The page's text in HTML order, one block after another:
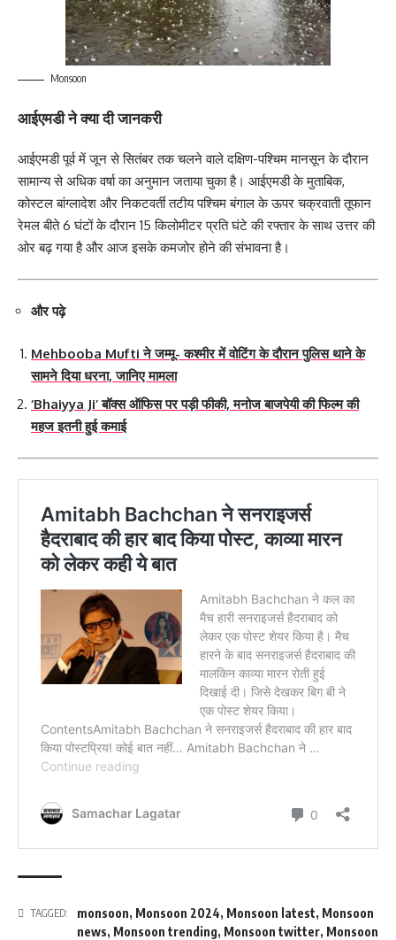
Monsoon
आईएमडी ने क्या दी जानकरी
आईएमडी पूर्व में जून से सितंबर तक चलने वाले दक्षिण-पश्चिम मानसून के दौरान
सामान्य से अधिक वर्षा का अनुमान जताया चुका है। आईएमडी के मुताबि‍क,
कोस्‍टल बांग्लादेश और निकटवर्ती तटीय पश्चिम बंगाल के ऊपर चक्रवाती तूफान
रेमल बीते 6 घंटों के दौरान 15 किलोमीटर प्रति घंटे की रफ्तार के साथ उत्तर की
ओर बढ़ गया है और आज इसके कमजोर होने की संभावना है।
और पढ़े
Mehbooba Mufti ने जम्मू- कश्मीर में वोटिंग के दौरान पुलिस थाने के
सामने दिया धरना, जानिए मामला
‘Bhaiyya Ji’ बॉक्स ऑफिस पर पड़ी फीकी, मनोज बाजपेयी की फिल्म की
महज इतनी हुई कमाई
TAGGED: monsoon, Monsoon 2024, Monsoon latest, Monsoon
news, Monsoon trending, Monsoon twitter, Monsoon